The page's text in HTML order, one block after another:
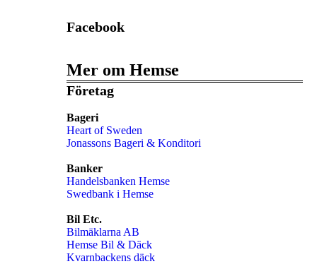
Facebook
Mer om Hemse
Företag
Bageri
Heart of Sweden
Jonassons Bageri & Konditori
Banker
Handelsbanken Hemse
Swedbank i Hemse
Bil Etc.
Bilmäklarna AB
Hemse Bil & Däck
Kvarnbackens däck